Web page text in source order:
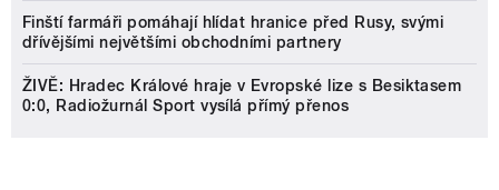
Finští farmáři pomáhají hlídat hranice před Rusy, svými
dřívějšími největšími obchodními partnery
ŽIVĚ: Hradec Králové hraje v Evropské lize s Besiktasem
0:0, Radiožurnál Sport vysílá přímý přenos